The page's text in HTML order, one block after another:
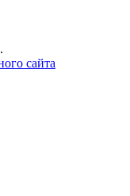
сайта